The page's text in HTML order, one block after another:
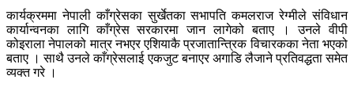
कार्यक्रममा नेपाली काँग्रेसका सुर्खेतका सभापति कमलराज रेग्मीले संविधान
कार्यान्वनका लागि काँग्रेस सरकारमा जान लागेको बताए । उनले वीपी
कोइराला नेपालको मात्र नभएर एशियाकै प्रजातान्त्रिक विचारकका नेता भएको
बताए । साथै उनले काँग्रेसलाई एकजुट बनाएर अगाडि लैजाने प्रतिवद्धता समेत
व्यक्त गरे ।